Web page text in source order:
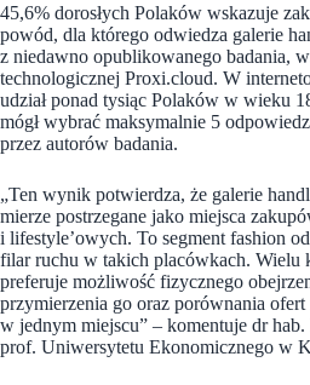
45,6% dorosłych Polaków wskazuje
powód, dla którego odwiedza galerie
z niedawno opublikowanego badania,
technologicznej Proxi.cloud. W
udział ponad tysiąc Polaków w wieku
mógł wybrać maksymalnie 5
przez autorów badania.
„Ten wynik potwierdza, że galerie
mierze postrzegane jako miejsca
i lifestyle’owych. To segment fashion
filar ruchu w takich placówkach. Wielu
preferuje możliwość fizycznego
przymierzenia go oraz porównania
w jednym miejscu” – komentuje dr hab.
prof. Uniwersytetu Ekonomicznego w